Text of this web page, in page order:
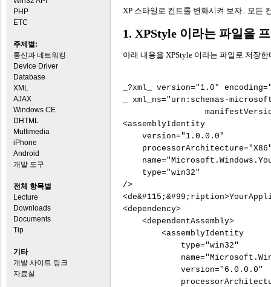
PHP
ETC
주제별:
통신과 네트워킹
Device Driver
Database
XML
AJAX
Windows CE
DHTML
Multimedia
iPhone
Android
개발 도구
전체 항목별
Lecture
Downloads
Documents
Tip
기타
개발 사이트 링크
자료실
XP 스타일로 컨트롤 변화시켜 보자.. 모든
1. XPStyle 이라는 파일을
아래 내용을 XPStyle 이라는 파일로 저장한
_?xml_ version="1.0"
_ xml_ns="urn:schemas-
<assemblyIdentity
    version="1.0.0.0"
    type="win32"
/>
<dependency>
    <dependentAssembly>
        <assemblyIdentity
            type="win32"
            version="6.0.0.0"